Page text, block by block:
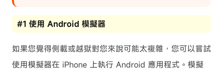
#1 使用 Android 模擬器
如果您覺得側載或越獄對您來說可能太複雜，您可以嘗試
使用模擬器在 iPhone 上執行 Android 應用程式。模擬